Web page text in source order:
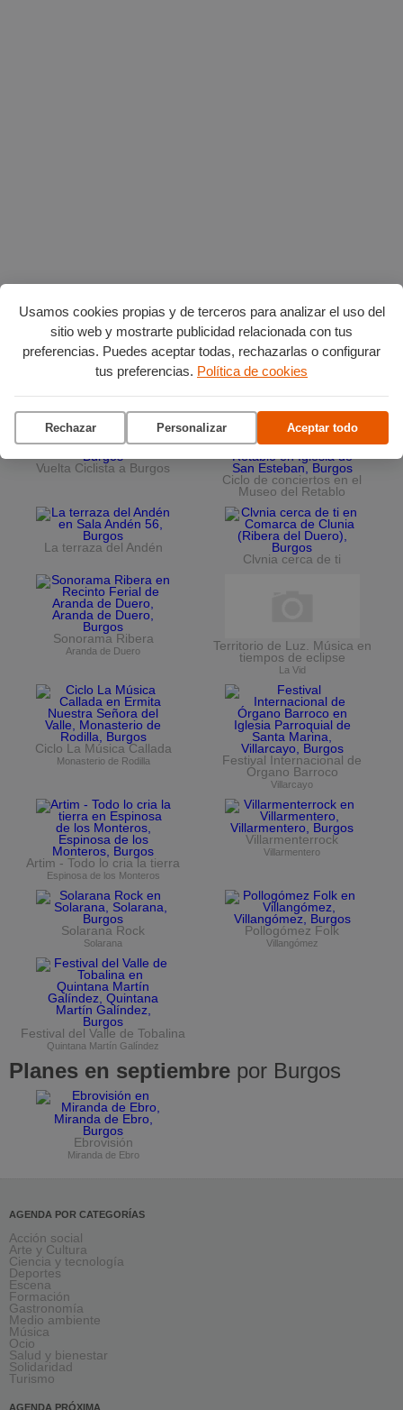
Usamos cookies propias y de terceros para analizar el uso del
sitio web y mostrarte publicidad relacionada con tus
preferencias. Puedes aceptar todas, rechazarlas o configurar
tus preferencias. Política de cookies
Rechazar Personalizar Aceptar todo
Planes en agostopor Burgos
Vuelta Ciclista a Burgos
Ciclo de conciertos en el
Museo del Retablo
La terraza del Andén
Clvnia cerca de ti
Sonorama Ribera
Aranda de Duero
Territorio de Luz. Música en
tiempos de eclipse
La Vid
Ciclo La Música Callada
Monasterio de Rodilla
Festival Internacional de
Órgano Barroco
Villarcayo
Artim - Todo lo cria la tierra
Espinosa de los Monteros
Villarmenterrock
Villarmentero
Solarana Rock
Solarana
Pollogómez Folk
Villangómez
Festival del Valle de Tobalina
Quintana Martín Galíndez
Planes en septiembre por Burgos
Ebrovisión
Miranda de Ebro
AGENDA POR CATEGORÍAS
Acción social
Arte y Cultura
Ciencia y tecnología
Deportes
Escena
Formación
Gastronomía
Medio ambiente
Música
Ocio
Salud y bienestar
Solidaridad
Turismo
AGENDA PRÓXIMA